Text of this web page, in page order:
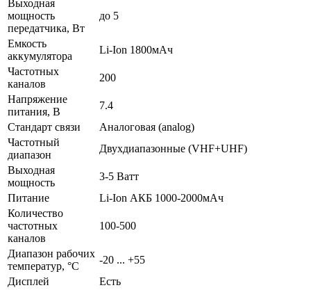
Выходная
мощность
передатчика, Вт
до 5
Емкость
аккумулятора
Li-Ion 1800мАч
Частотных
каналов
200
Напряжение
питания, В
7.4
Стандарт связи
Аналоговая (analog)
Частотный
диапазон
Двухдиапазонные (VHF+UHF)
Выходная
мощность
3-5 Ватт
Питание
Li-Ion АКБ 1000-2000мАч
Количество
частотных
каналов
100-500
Диапазон рабочих
температур, °С
-20 ... +55
Дисплей
Есть